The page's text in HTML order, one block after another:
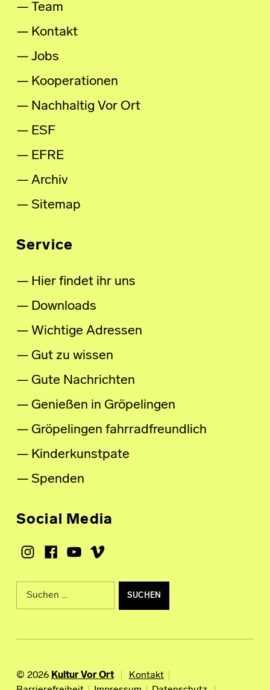
Team
Kontakt
Jobs
Kooperationen
Nachhaltig Vor Ort
ESF
EFRE
Archiv
Sitemap
Service
Hier findet ihr uns
Downloads
Wichtige Adressen
Gut zu wissen
Gute Nachrichten
Genießen in Gröpelingen
Gröpelingen fahrradfreundlich
Kinderkunstpate
Spenden
Social Media
Instagram
Facebook
Youtube
Vimeo
Suche nach:
© 2026 Kultur Vor Ort
Kontakt